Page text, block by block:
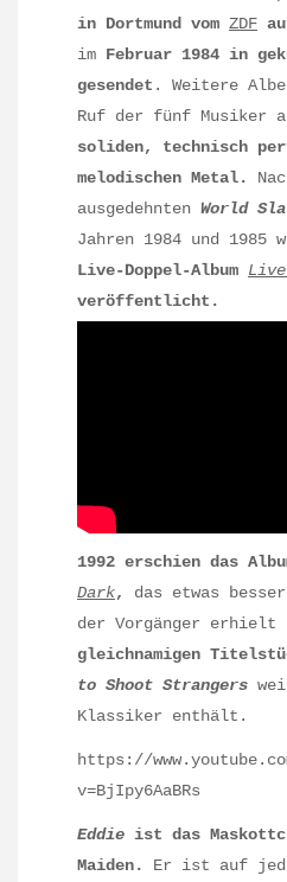
in Dortmund vom ZDF
im Februar 1984 in
gesendet . Weitere
Ruf der fünf Musiker
soliden, technisch
melodischen Metal.
ausgedehnten World
Jahren 1984 und 1985
Live-Doppel-Album
veröffentlicht.
1992 erschien das
Dark,
das etwas
der Vorgänger erhielt
gleichnamigen
to Shoot Strangers
Klassiker enthält.
https://
v=BjIpy6AaBRs
Eddie ist das
Maiden.
Er ist auf